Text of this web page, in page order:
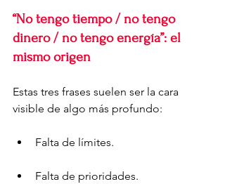
“No tengo tiempo / no tengo
dinero / no tengo energía”: el
mismo origen
Estas tres frases suelen ser la cara
visible de algo más profundo:
Falta de límites.
Falta de prioridades.